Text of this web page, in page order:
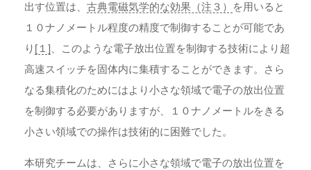
出す位置は、 古典電磁気学的な効果（注３）
を用いると
１０ナノメートル程度の精度で制御することが可能であ
り [１] 、このような電子放出位置を制御する技術により超
高速スイッチを固体内に集積することができます。さら
なる集積化のためにはより小さな領域で電子の放出位置
を制御する必要がありますが、１０ナノメートルをきる
小さい領域での操作は技術的に困難でした。
本研究チームは、さらに小さな領域で電子の放出位置を